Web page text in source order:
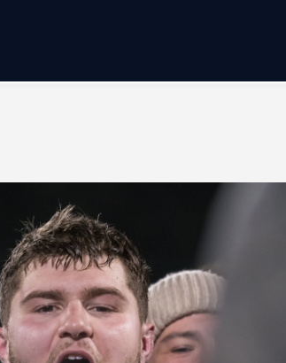
BOUTIQUE
ENTREPRISES & PARTENAIRES
TAXE D’APPRENTISSAGE
MÉCÉNAT
FORMATION / RECONVERSION
RSE
ACTUALITÉS